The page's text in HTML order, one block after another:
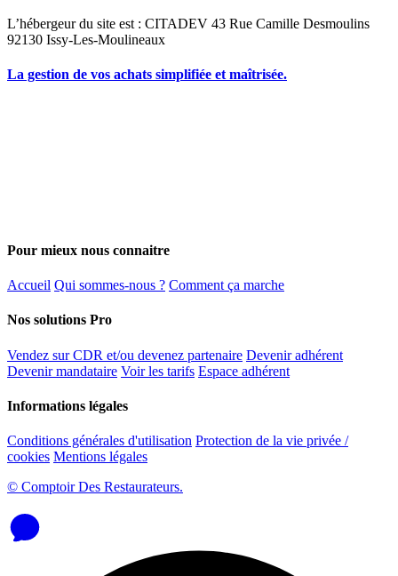
L’hébergeur du site est : CITADEV 43 Rue Camille Desmoulins
92130 Issy-Les-Moulineaux
La gestion de vos achats simplifiée et maîtrisée.
Pour mieux nous connaitre
Accueil Qui sommes-nous ? Comment ça marche
Nos solutions Pro
Vendez sur CDR et/ou devenez partenaire Devenir adhérent
Devenir mandataire Voir les tarifs Espace adhérent
Informations légales
Conditions générales d'utilisation Protection de la vie privée /
cookies Mentions légales
© Comptoir Des Restaurateurs.